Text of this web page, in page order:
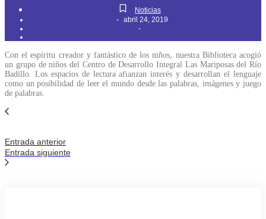
Noticias
- abril 24, 2019
-
Con el espíritu creador y fantástico de los niños, nuestra Biblioteca acogió
un grupo de niños del Centro de Desarrollo Integral Las Mariposas del Río
Badillo. Los espacios de lectura afianzan interés y desarrollan el lenguaje
como un posibilidad de leer el mundo desde las palabras, imágenes y juego
de palabras.
Entrada anterior
Entrada siguiente